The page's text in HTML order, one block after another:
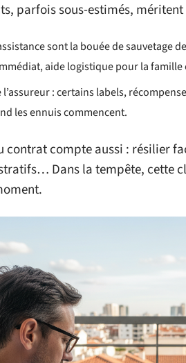
parfois sous-estimés,
sont la bouée de sauvetage
aide logistique pour la famille
: certains labels,
les ennuis commencent.
contrat compte aussi : résilier
Dans la tempête, cette